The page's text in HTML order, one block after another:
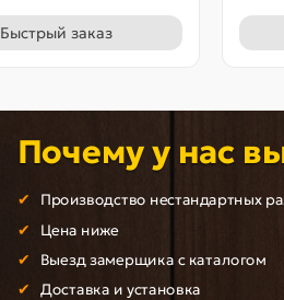
Быстрый заказ
Почему у нас
Производство нестандартных
Цена ниже
Выезд замерщика с каталогом
Доставка и установка